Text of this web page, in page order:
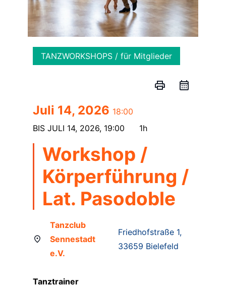
TANZWORKSHOPS / für Mitglieder
print
Juli 14, 2026 18:00
BIS JULI 14, 2026, 19:00 1h
Workshop /
Körperführung /
Lat. Pasodoble
Tanzclub
Sennestadt
e.V.
Friedhofstraße 1,
33659 Bielefeld
Tanztrainer